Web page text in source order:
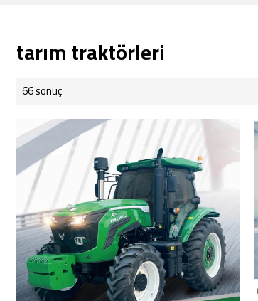
tarım traktörleri
66 sonuç